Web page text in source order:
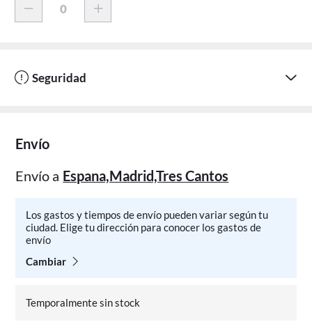
Seguridad
Envío
Envío a Espana,Madrid,Tres Cantos
Los gastos y tiempos de envío pueden variar según tu
ciudad. Elige tu dirección para conocer los gastos de
envío
Cambiar
Temporalmente sin stock